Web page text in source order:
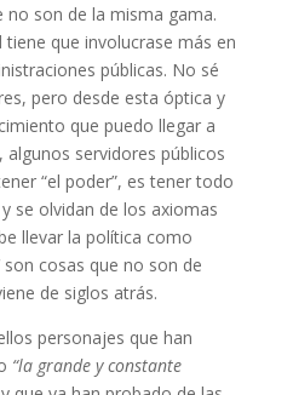
no son de la misma gama.
que involucrase más en
públicas. No sé
pero desde esta óptica y
que puedo llegar a
servidores públicos
“el poder”, es tener todo
se olvidan de los axiomas
llevar la política como
son cosas que no son de
de siglos atrás.
personajes que han
“la grande y constante